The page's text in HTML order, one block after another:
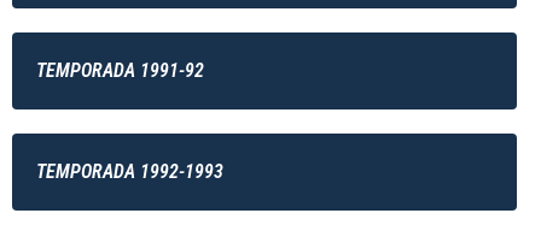
TEMPORADA 1991-92
TEMPORADA 1992-1993